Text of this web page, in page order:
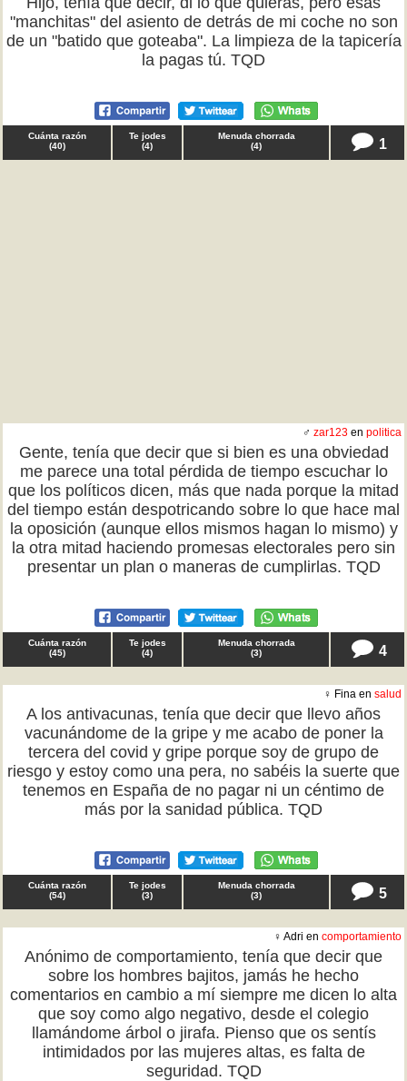
"manchitas" del asiento de detrás de mi coche no son
de un "batido que goteaba". La limpieza de la tapicería
la pagas tú. TQD
Cuánta razón
(40)
Te jodes
(4)
Menuda chorrada
(4) 1
♂ zar123 en politica
Gente, tenía que decir que si bien es una obviedad
me parece una total pérdida de tiempo escuchar lo
que los políticos dicen, más que nada porque la mitad
del tiempo están despotricando sobre lo que hace mal
la oposición (aunque ellos mismos hagan lo mismo) y
la otra mitad haciendo promesas electorales pero sin
presentar un plan o maneras de cumplirlas. TQD
Cuánta razón
(45)
Te jodes
(4)
Menuda chorrada
(3) 4
♀ Fina en salud
A los antivacunas, tenía que decir que llevo años
vacunándome de la gripe y me acabo de poner la
tercera del covid y gripe porque soy de grupo de
riesgo y estoy como una pera, no sabéis la suerte que
tenemos en España de no pagar ni un céntimo de
más por la sanidad pública. TQD
Cuánta razón
(54)
Te jodes
(3)
Menuda chorrada
(3) 5
♀ Adri en comportamiento
Anónimo de comportamiento, tenía que decir que
sobre los hombres bajitos, jamás he hecho
comentarios en cambio a mí siempre me dicen lo alta
que soy como algo negativo, desde el colegio
llamándome árbol o jirafa. Pienso que os sentís
intimidados por las mujeres altas, es falta de
seguridad. TQD